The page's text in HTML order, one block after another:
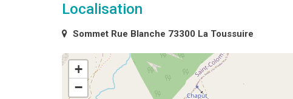
Localisation
Sommet Rue Blanche 73300 La Toussuire
+
−